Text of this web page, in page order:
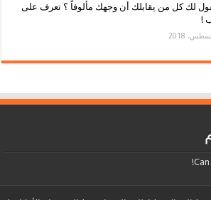
لك كل من يقابلك أن وجهك مألوفاً ؟ تعرف على
!